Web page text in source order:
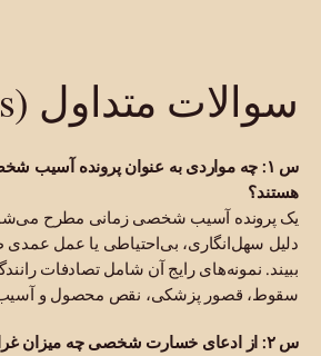
سوالات متداول (FAQs)
س ۱: چه مواردی به عنوان پرونده آسیب
هستند؟
یک پرونده آسیب شخصی زمانی مطرح
دلیل سهل‌انگاری، بی‌احتیاطی یا عمل
ببیند. نمونه‌های رایج آن شامل تصادفات
سقوط، قصور پزشکی، نقص محصول و
س ۲: از ادعای خسارت شخصی چه میزان